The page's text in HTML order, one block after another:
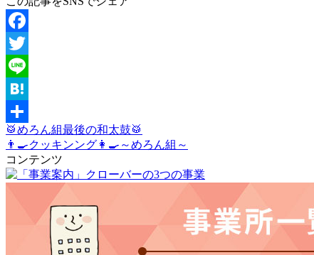
Facebook
Twitter
Line
Hatena
共
有
🥁めろん組最後の和太鼓🥁
👨‍🍳クッキンング👩‍🍳～めろん組～
コンテンツ